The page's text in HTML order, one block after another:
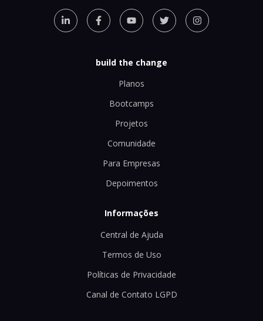
build the change
Planos
Bootcamps
Projetos
Comunidade
Para Empresas
Depoimentos
Informações
Central de Ajuda
Termos de Uso
Políticas de Privacidade
Canal de Contato LGPD